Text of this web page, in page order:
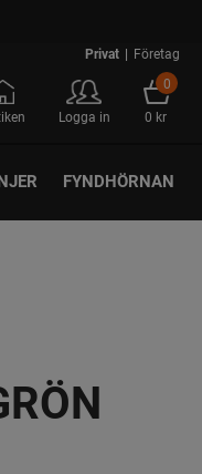
Privat | Företag
Logga in
0
0 kr
FYNDHÖRNAN